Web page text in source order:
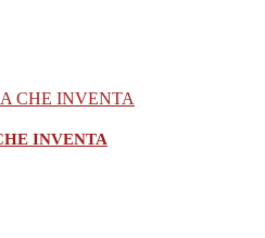
INVENTA